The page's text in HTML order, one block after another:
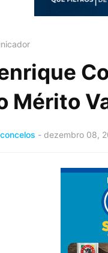
Mérito
- dezembro 08,